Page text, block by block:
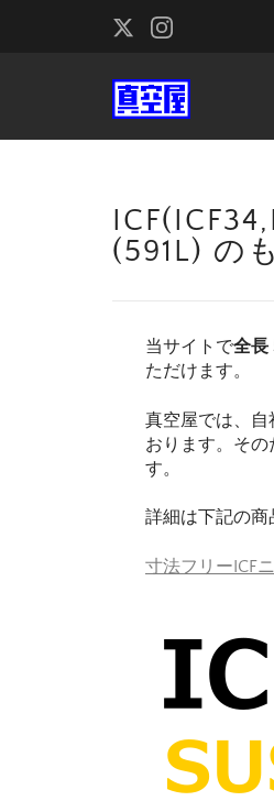
(591L) の
当サイトで全長
ただけます。
真空屋では、自
おります。そ
す。
詳細は下記の商
寸法フリーICF